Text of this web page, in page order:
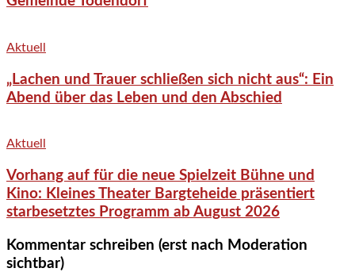
Aktuell
„Lachen und Trauer schließen sich nicht aus“: Ein
Abend über das Leben und den Abschied
Aktuell
Vorhang auf für die neue Spielzeit Bühne und
Kino: Kleines Theater Bargteheide präsentiert
starbesetztes Programm ab August 2026
Kommentar schreiben (erst nach Moderation
sichtbar)